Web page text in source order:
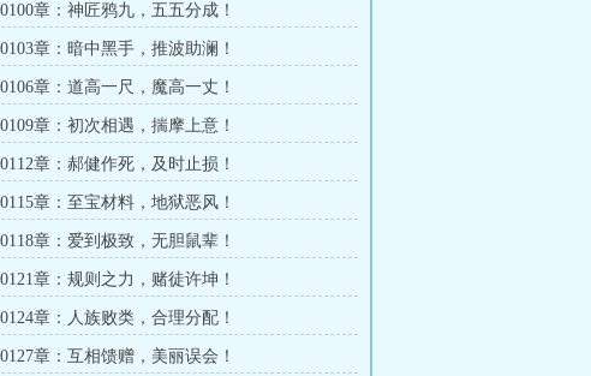
章：神匠鸦九，五五分成！
章：暗中黑手，推波助澜！
章：道高一尺，魔高一丈！
章：初次相遇，揣摩上意！
章：郝健作死，及时止损！
章：至宝材料，地狱恶风！
章：爱到极致，无胆鼠辈！
章：规则之力，赌徒许坤！
章：人族败类，合理分配！
章：互相馈赠，美丽误会！